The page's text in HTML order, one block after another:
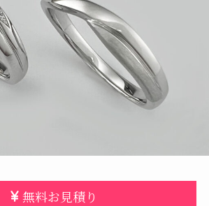
無料お見積り